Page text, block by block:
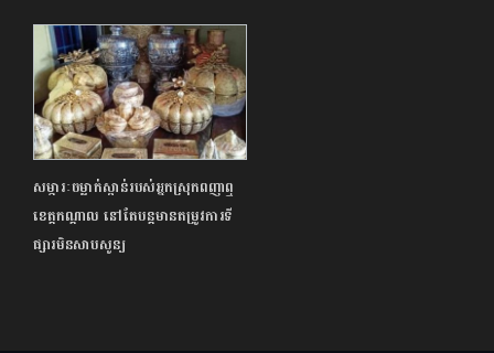
សម្ភារៈចម្លាក់ស្ពាន់របស់អ្នកស្រុកពញាឮ
ខេត្តកណ្តាល នៅតែបន្តមានតម្រូវការទី
ផ្សារមិនសាបសូន្យ